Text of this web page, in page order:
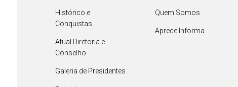
Histórico e
Conquistas
Atual Diretoria e
Conselho
Galeria de Presidentes
Quem Somos
Aprece Informa